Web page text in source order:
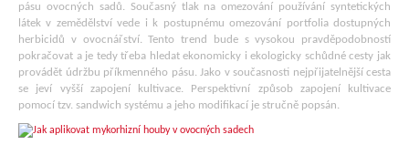
pásu ovocných sadů. Současný tlak na omezování používání syntetických
látek v zemědělství vede i k postupnému omezování portfolia dostupných
herbicidů v ovocnářství. Tento trend bude s vysokou pravděpodobností
pokračovat a je tedy třeba hledat ekonomicky i ekologicky schůdné cesty jak
provádět údržbu příkmenného pásu. Jako v současnosti nejpřijatelnější cesta
se jeví vyšší zapojení kultivace. Perspektivní způsob zapojení kultivace
pomocí tzv. sandwich systému a jeho modifikací je stručně popsán.